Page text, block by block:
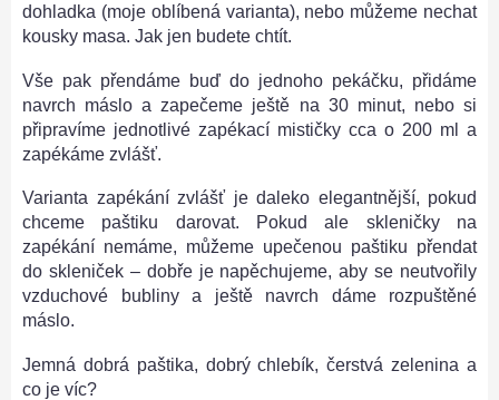
dohladka (moje oblíbená varianta), nebo můžeme nechat
kousky masa. Jak jen budete chtít.
Vše pak přendáme buď do jednoho pekáčku, přidáme
navrch máslo a zapečeme ještě na 30 minut, nebo si
připravíme jednotlivé zapékací mističky cca o 200 ml a
zapékáme zvlášť.
Varianta zapékání zvlášť je daleko elegantnější, pokud
chceme paštiku darovat. Pokud ale skleničky na
zapékání nemáme, můžeme upečenou paštiku přendat
do skleniček – dobře je napěchujeme, aby se neutvořily
vzduchové bubliny a ještě navrch dáme rozpuštěné
máslo.
Jemná dobrá paštika, dobrý chlebík, čerstvá zelenina a
co je víc?